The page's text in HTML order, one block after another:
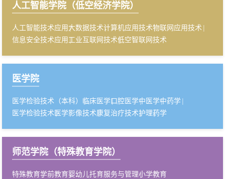
人工智能学院（低空经济学院）
人工智能技术应用大数据技术计算机应用技术物联网应用技术
信息安全技术应用工业互联网技术低空智联网技术
医学院
医学检验技术（本科） 临床医学口腔医学中医学中药学
医学检验技术医学影像技术康复治疗技术护理药学
师范学院（特殊教育学院）
特殊教育学前教育婴幼儿托育服务与管理小学教育